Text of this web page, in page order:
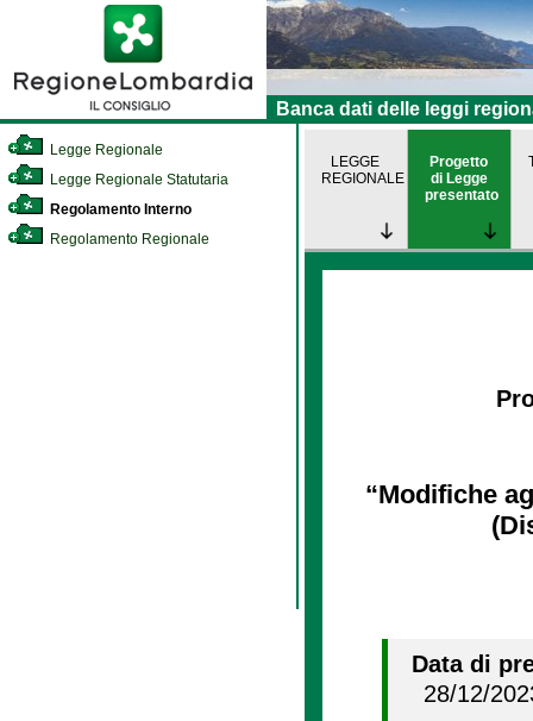
Banca dati delle leggi
Legge Regionale
Legge Regionale Statutaria
Regolamento Interno
Regolamento Regionale
LEGGE
REGIONALE
Progetto
di Legge
presentato
“Modifiche
Data di
28/12/